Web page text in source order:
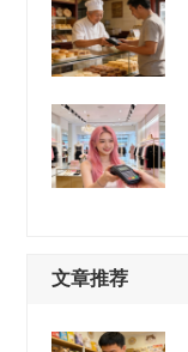
文章推荐